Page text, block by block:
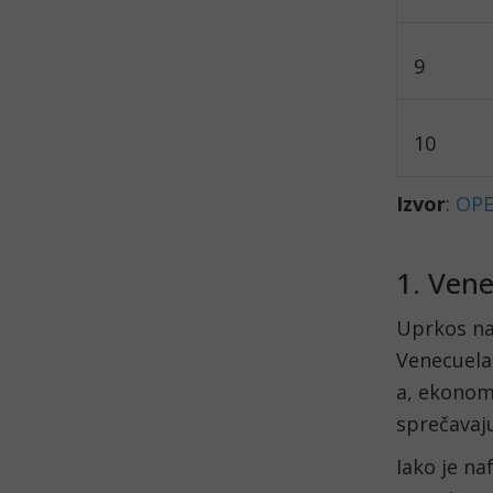
9
10
Izvor:
1.
Uprkos
a,
Iako je